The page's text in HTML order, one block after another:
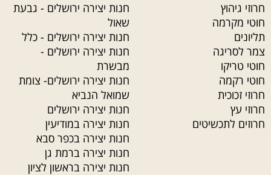
חרוזי גיהוץ
חוטי מקרמה
תליונים
צמר לסריגה
חוטי טריקו
חוטי רקמה
חרוזי זכוכית
חרוזי עץ
חרוזים לתכשיטים
חנות יצירה ירושלים - גבעת
שאול
חנות יצירה ירושלים - כלל
חנות יצירה ירושלים -
מבשרת
חנות יצירה ירושלים- צומת
שמואל הנביא
חנות יצירה ירושלים
חנות יצירה במודיעין
חנות יצירה בכפר סבא
חנות יצירה ברמת גן
חנות יצירה בראשון לציון